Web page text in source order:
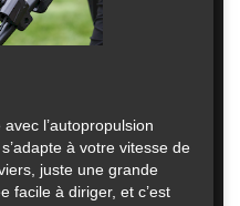
l’autopropulsion
à votre vitesse de
juste une grande
facile à diriger, et c’est